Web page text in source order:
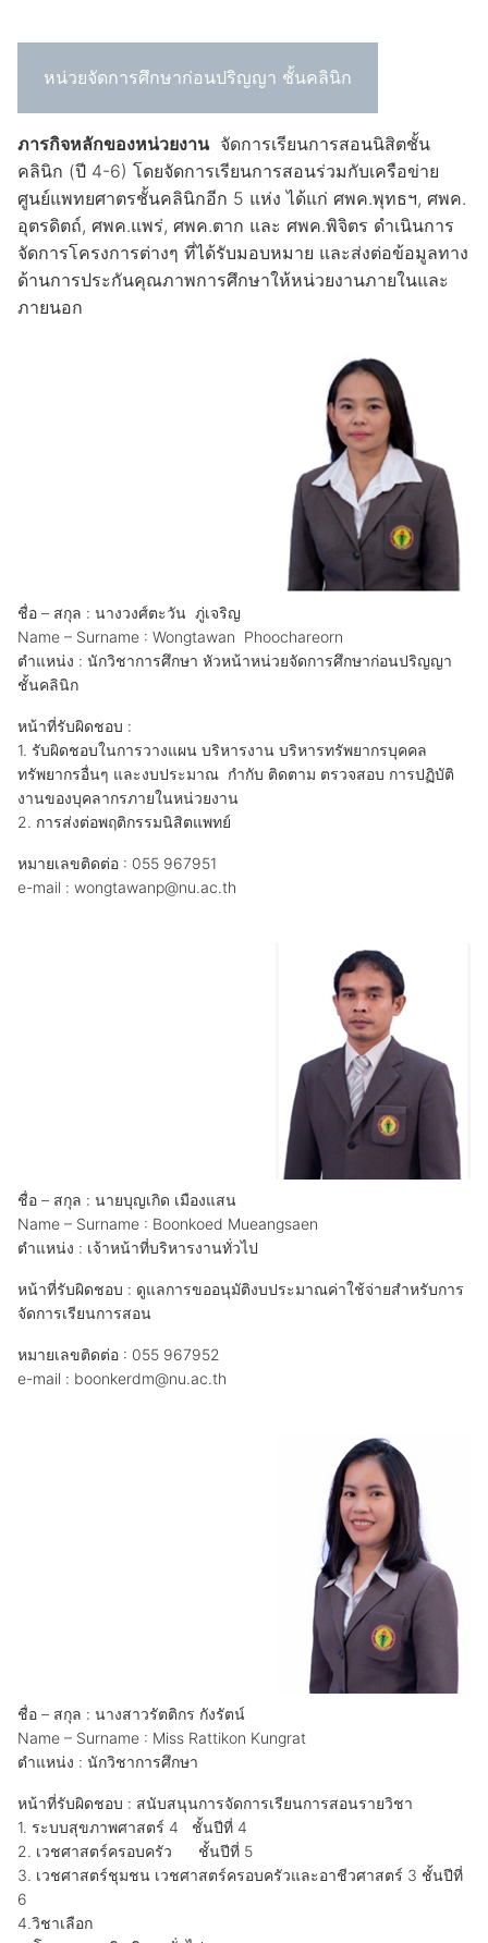
หน่วยจัดการศึกษาก่อนปริญญา ชั้นคลินิก
ภารกิจหลักของหน่วยงานจัดการเรียนการสอนนิสิตชั้น
คลินิก (ปี 4-6) โดยจัดการเรียนการสอนร่วมกับเครือข่าย
ศูนย์แพทยศาตรชั้นคลินิกอีก 5 แห่ง ได้แก่ ศพค.พุทธฯ, ศพค.
อุตรดิตถ์, ศพค.แพร่, ศพค.ตาก และ ศพค.พิจิตร ดำเนินการ
จัดการโครงการต่างๆ ที่ได้รับมอบหมาย และส่งต่อข้อมูลทาง
ด้านการประกันคุณภาพการศึกษาให้หน่วยงานภายในและ
ภายนอก
ชื่อ – สกุล : นางวงศ์ตะวัน ภู่เจริญ
Name – Surname : Wongtawan Phoochareorn
ตำแหน่ง : นักวิชาการศึกษา หัวหน้าหน่วยจัดการศึกษาก่อนปริญญา
ชั้นคลินิก
หน้าที่รับผิดชอบ :
1. รับผิดชอบในการวางแผน บริหารงาน บริหารทรัพยากรบุคคล
ทรัพยากรอื่นๆ และงบประมาณ กำกับ ติดตาม ตรวจสอบ การปฏิบัติ
งานของบุคลากรภายในหน่วยงาน
2. การส่งต่อพฤติกรรมนิสิตแพทย์
หมายเลขติดต่อ : 055 967951
e-mail : wongtawanp@nu.ac.th
ชื่อ – สกุล : นายบุญเกิด เมืองแสน
Name – Surname : Boonkoed Mueangsaen
ตำแหน่ง : เจ้าหน้าที่บริหารงานทั่วไป
หน้าที่รับผิดชอบ : ดูแลการขออนุมัติงบประมาณค่าใช้จ่ายสำหรับการ
จัดการเรียนการสอน
หมายเลขติดต่อ : 055 967952
e-mail : boonkerdm@nu.ac.th
ชื่อ – สกุล : นางสาวรัตติกร กังรัตน์
Name – Surname : Miss Rattikon Kungrat
ตำแหน่ง : นักวิชาการศึกษา
หน้าที่รับผิดชอบ : สนับสนุนการจัดการเรียนการสอนรายวิชา
1. ระบบสุขภาพศาสตร์ 4 ชั้นปีที่ 4
2. เวชศาสตร์ครอบครัว ชั้นปีที่ 5
3. เวชศาสตร์ชุมชน เวชศาสตร์ครอบครัวและอาชีวศาสตร์ 3 ชั้นปีที่
6
4.วิชาเลือก